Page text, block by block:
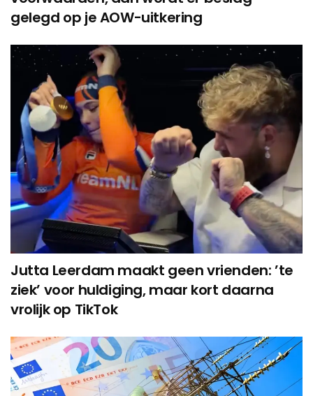
gelegd op je AOW-uitkering
Jutta Leerdam maakt geen vrienden: ’te
ziek’ voor huldiging, maar kort daarna
vrolijk op TikTok